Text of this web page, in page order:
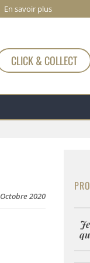
En savoir plus
CLICK & COLLECT
2020